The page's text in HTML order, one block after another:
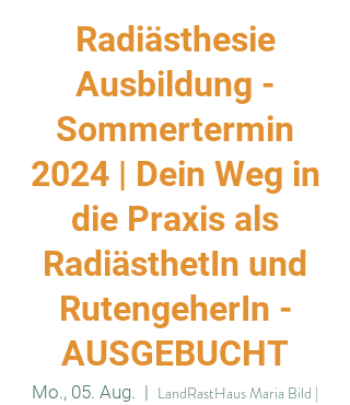
Radiästhesie
Ausbildung -
Sommertermin
2024 | Dein Weg in
die Praxis als
RadiästhetIn und
RutengeherIn -
AUSGEBUCHT
Mo., 05. Aug.
  |
LandRastHaus Maria Bild |